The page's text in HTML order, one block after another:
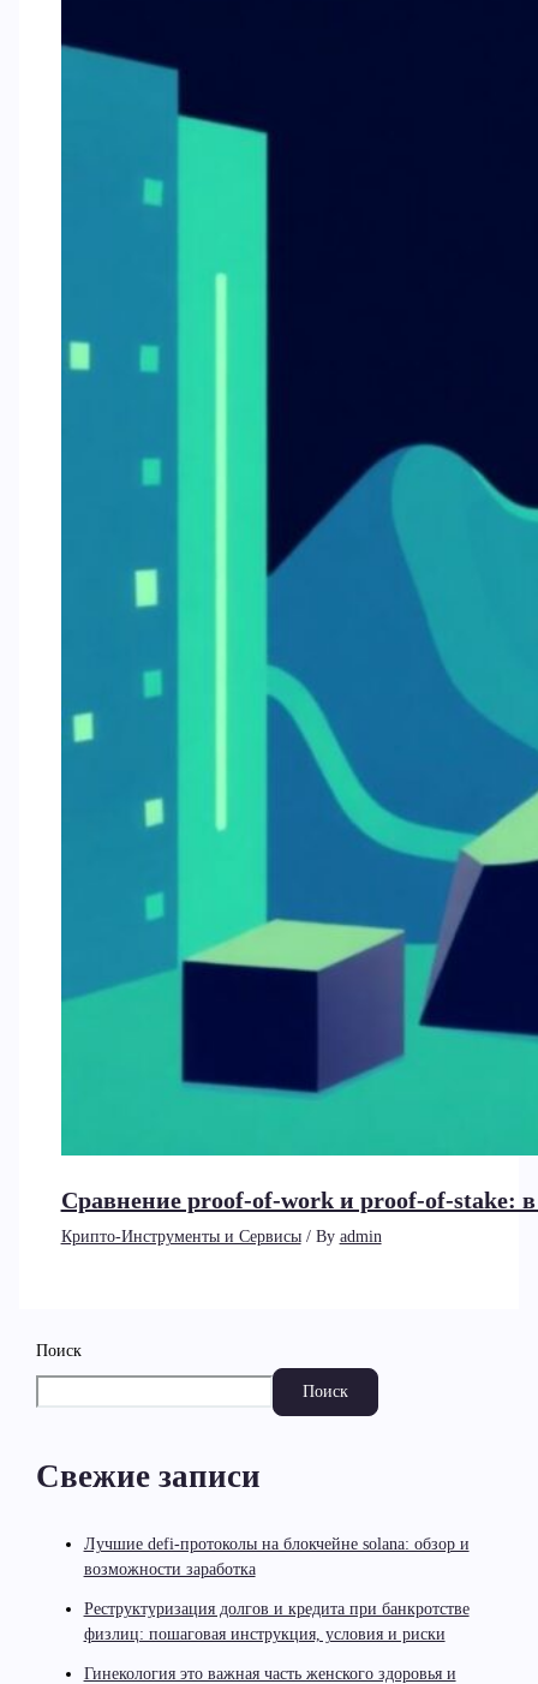
Сравнение proof-of-work и proof-of-stake:
Крипто-Инструменты и Сервисы/ By admin
Поиск
Поиск
Свежие записи
Лучшие defi-протоколы на блокчейне solana: обзор и
возможности заработка
Реструктуризация долгов и кредита при банкротстве
физлиц: пошаговая инструкция, условия и риски
Гинекология это важная часть женского здоровья и